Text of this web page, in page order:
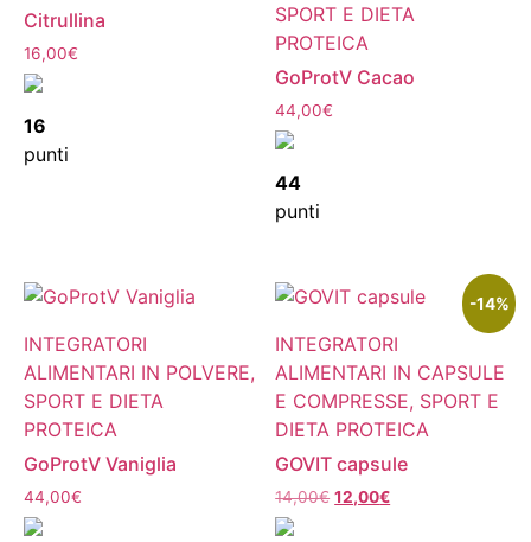
Citrullina
16,00€
16
punti
SPORT E DIETA
PROTEICA
GoProtV Cacao
44,00€
44
punti
INTEGRATORI
ALIMENTARI IN POLVERE,
SPORT E DIETA
PROTEICA
GoProtV Vaniglia
44,00€
-14%
INTEGRATORI
ALIMENTARI IN CAPSULE
E COMPRESSE, SPORT E
DIETA PROTEICA
GOVIT capsule
14,00€ 12,00€